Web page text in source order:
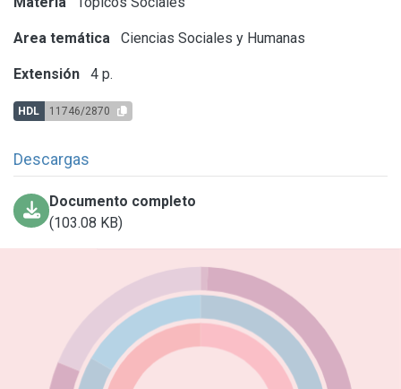
Area temática Ciencias Sociales y Humanas
Extensión 4 p.
HDL 11746/2870
Descargas
Documento completo
(103.08 KB)